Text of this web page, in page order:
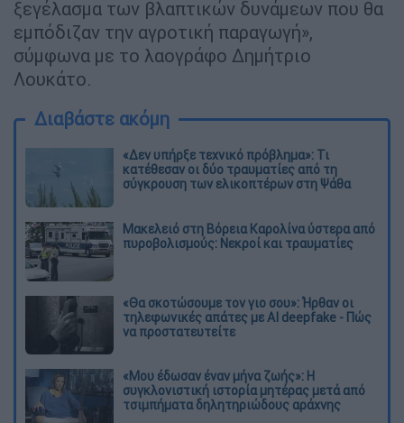
ξεγέλασμα των βλαπτικών δυνάμεων που θα
εμπόδιζαν την αγροτική παραγωγή»,
σύμφωνα με το λαογράφο Δημήτριο
Λουκάτο.
Διαβάστε ακόμη
«Δεν υπήρξε τεχνικό πρόβλημα»: Τι
κατέθεσαν οι δύο τραυματίες από τη
σύγκρουση των ελικοπτέρων στη Ψάθα
Μακελειό στη Βόρεια Καρολίνα ύστερα από
πυροβολισμούς: Νεκροί και τραυματίες
«Θα σκοτώσουμε τον γιο σου»: Ήρθαν οι
τηλεφωνικές απάτες με AI deepfake - Πώς
να προστατευτείτε
«Μου έδωσαν έναν μήνα ζωής»: Η
συγκλονιστική ιστορία μητέρας μετά από
τσιμπήματα δηλητηριώδους αράχνης